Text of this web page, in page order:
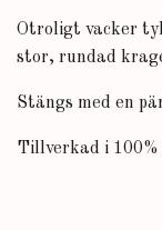
Otroligt vacker
stor, rundad
Stängs med en
Tillverkad i 100%